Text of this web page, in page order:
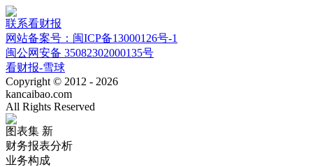
联系看财报
网站备案号：闽ICP备13000126号-1
闽公网安备 35082302000135号
看财报-雪球
Copyright © 2012 - 2026
kancaibao.com
All Rights Reserved
图表集 新
财务报表分析
业务构成